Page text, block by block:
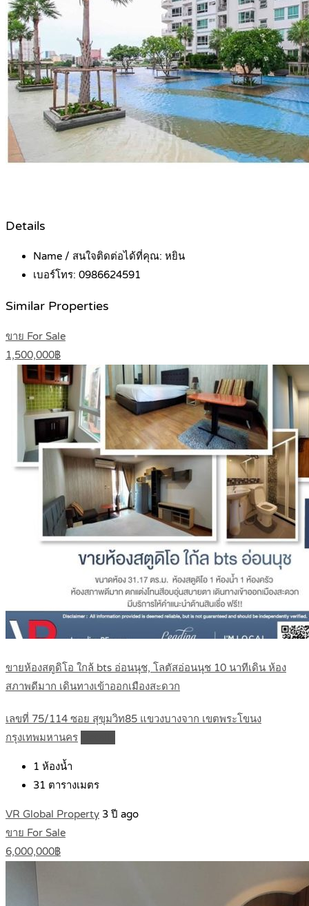
Details
Name / สนใจติดต่อได้ที่คุณ: หยิน
เบอร์โทร: 0986624591
Similar Properties
ขาย For Sale
1,500,000฿
ขายห้องสตูดิโอ ใกล้ bts อ่อนนุช, โลตัสอ่อนนุช 10 นาทีเดิน ห้อง
สภาพดีมาก เดินทางเข้าออกเมืองสะดวก
เลขที่ 75/114 ซอย สุขุมวิท85 แขวงบางจาก เขตพระโขนง
กรุงเทพมหานคร
1 ห้องน้ำ
31 ตารางเมตร
VR Global Property 3 ปี ago
ขาย For Sale
6,000,000฿